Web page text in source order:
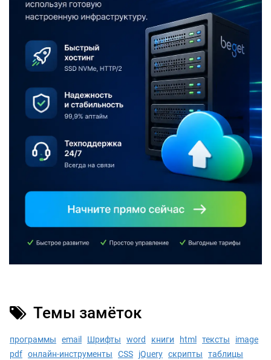
Темы замёток
программы email Шрифты word книги html тексты
image
pdf онлайн-инструменты CSS jQuery скрипты
таблицы